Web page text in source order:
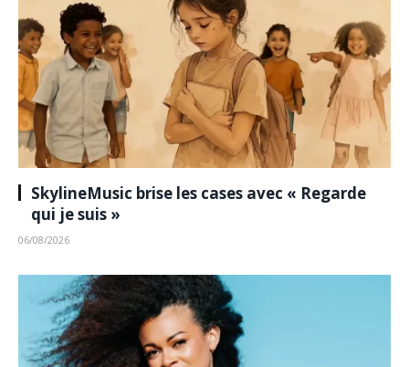
SkylineMusic brise les cases avec « Regarde
qui je suis »
06/08/2026